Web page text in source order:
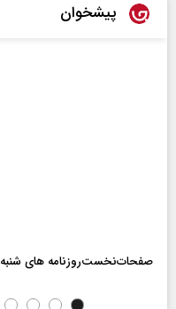
پیشخوان
صفحات‌نخست‌روزنامه ها‌ی شنبه ۱۷ مردادماه